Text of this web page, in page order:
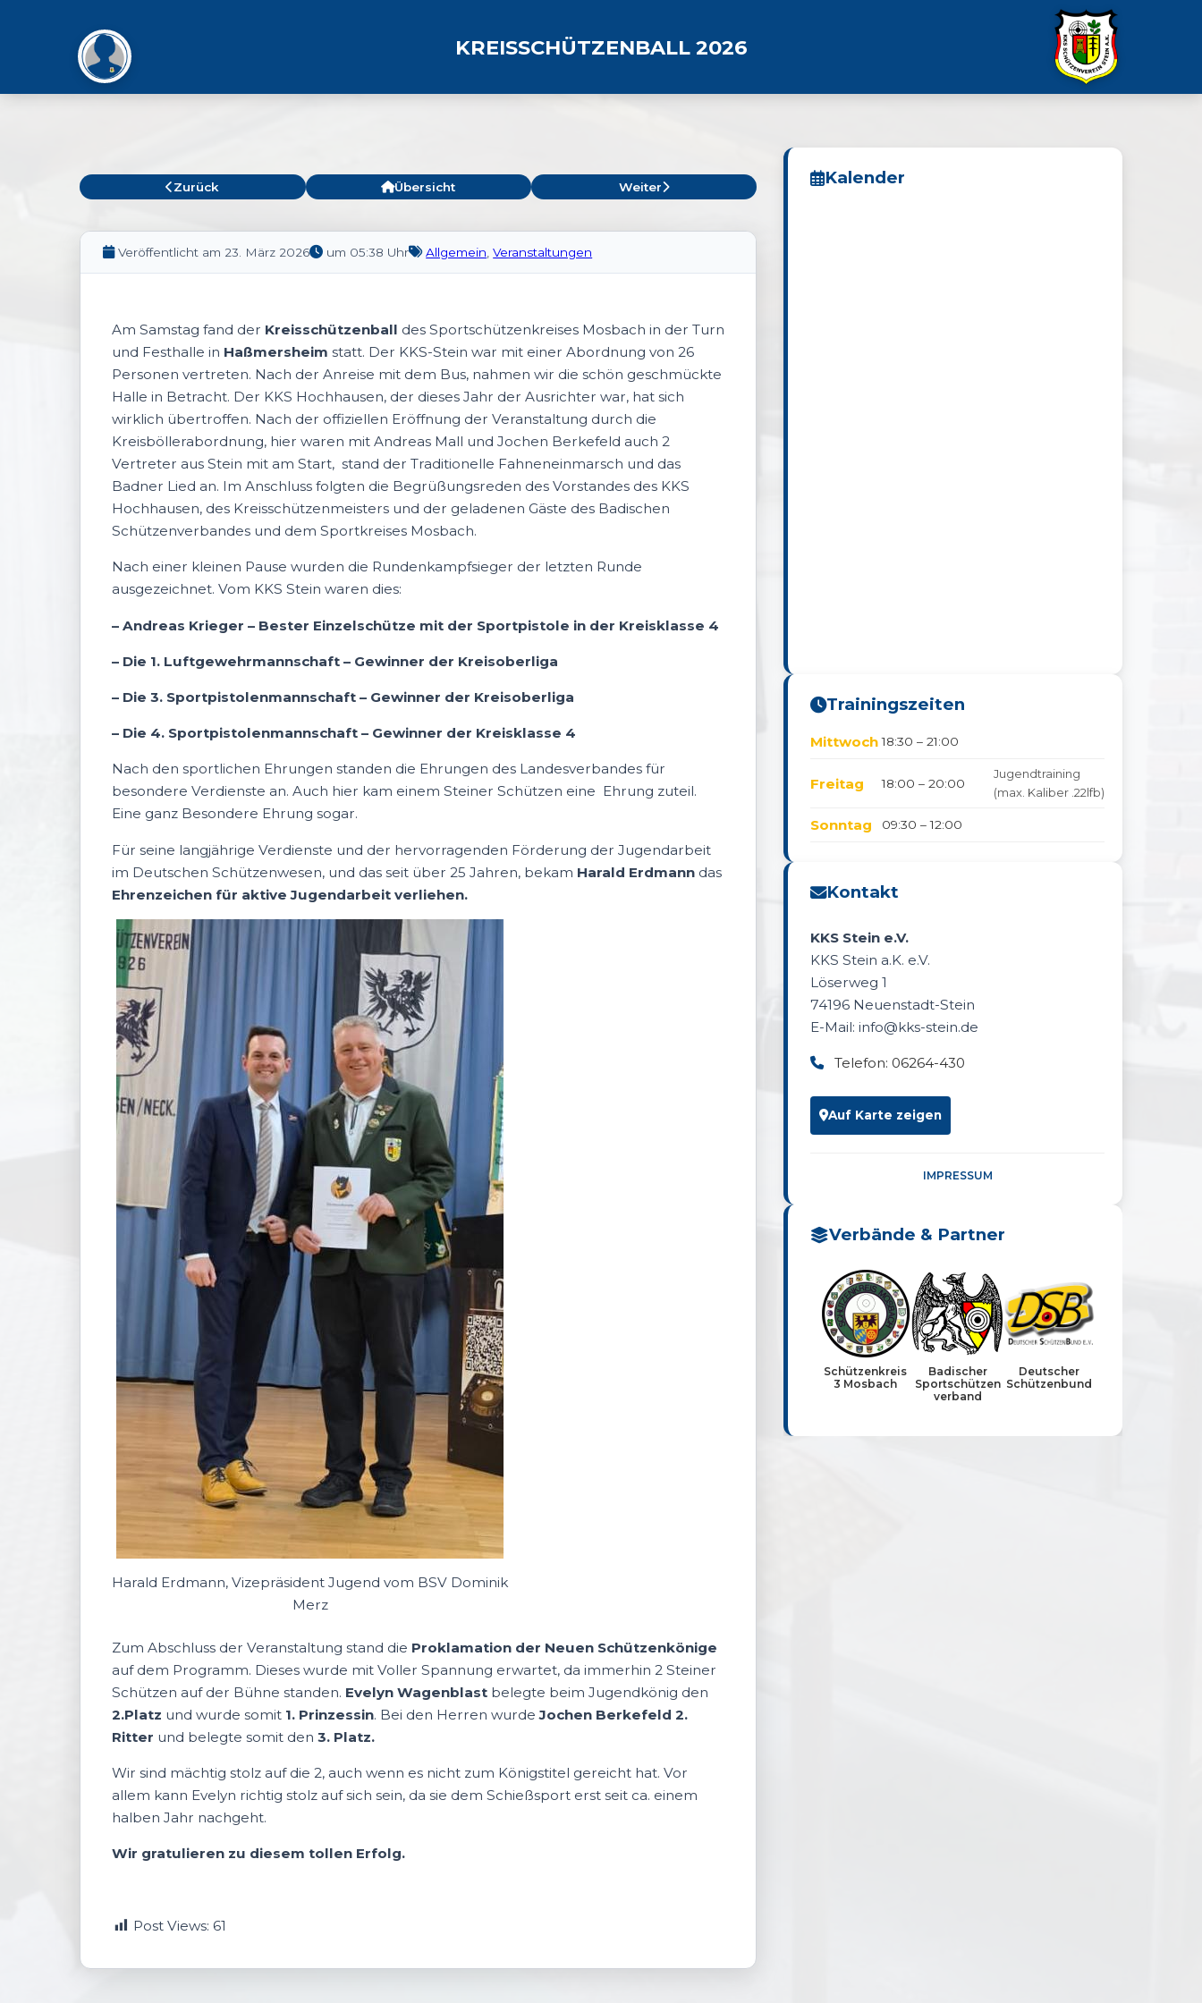
KREISSCHÜTZENBALL 2026
Zurück Übersicht Weiter
Veröffentlicht am 23. März 2026 um 05:38 Uhr Allgemein ,Veranstaltungen
Am Samstag fand der Kreisschützenball des Sportschützenkreises Mosbach in der Turn
und Festhalle in Haßmersheim statt. Der KKS-Stein war mit einer Abordnung von 26
Personen vertreten. Nach der Anreise mit dem Bus, nahmen wir die schön geschmückte
Halle in Betracht. Der KKS Hochhausen, der dieses Jahr der Ausrichter war, hat sich
wirklich übertroffen. Nach der offiziellen Eröffnung der Veranstaltung durch die
Kreisböllerabordnung, hier waren mit Andreas Mall und Jochen Berkefeld auch 2
Vertreter aus Stein mit am Start, stand der Traditionelle Fahneneinmarsch und das
Badner Lied an. Im Anschluss folgten die Begrüßungsreden des Vorstandes des KKS
Hochhausen, des Kreisschützenmeisters und der geladenen Gäste des Badischen
Schützenverbandes und dem Sportkreises Mosbach.
Nach einer kleinen Pause wurden die Rundenkampfsieger der letzten Runde
ausgezeichnet. Vom KKS Stein waren dies:
– Andreas Krieger – Bester Einzelschütze mit der Sportpistole in der Kreisklasse 4
– Die 1. Luftgewehrmannschaft – Gewinner der Kreisoberliga
– Die 3. Sportpistolenmannschaft – Gewinner der Kreisoberliga
– Die 4. Sportpistolenmannschaft – Gewinner der Kreisklasse 4
Nach den sportlichen Ehrungen standen die Ehrungen des Landesverbandes für
besondere Verdienste an. Auch hier kam einem Steiner Schützen eine Ehrung zuteil.
Eine ganz Besondere Ehrung sogar.
Für seine langjährige Verdienste und der hervorragenden Förderung der Jugendarbeit
im Deutschen Schützenwesen, und das seit über 25 Jahren, bekam Harald Erdmann das
Ehrenzeichen für aktive Jugendarbeit verliehen.
Harald Erdmann, Vizepräsident Jugend vom BSV Dominik
Merz
Zum Abschluss der Veranstaltung stand die Proklamation der Neuen Schützenkönige
auf dem Programm. Dieses wurde mit Voller Spannung erwartet, da immerhin 2 Steiner
Schützen auf der Bühne standen. Evelyn Wagenblast belegte beim Jugendkönig den
2.Platz und wurde somit 1. Prinzessin. Bei den Herren wurdeJochen Berkefeld 2.
Ritter und belegte somit den3. Platz.
Wir sind mächtig stolz auf die 2, auch wenn es nicht zum Königstitel gereicht hat. Vor
allem kann Evelyn richtig stolz auf sich sein, da sie dem Schießsport erst seit ca. einem
halben Jahr nachgeht.
Wir gratulieren zu diesem tollen Erfolg.
Post Views: 61
Kalender
Trainingszeiten
Mittwoch 18:30 – 21:00
Freitag 18:00 – 20:00
Jugendtraining
(max. Kaliber .22lfb)
Sonntag 09:30 – 12:00
Kontakt
KKS Stein e.V.
KKS Stein a.K. e.V.
Löserweg 1
74196 Neuenstadt-Stein
E-Mail: info@kks-stein.de
Telefon: 06264-430
Auf Karte zeigen
IMPRESSUM
Verbände & Partner
Schützenkreis
3 Mosbach
Badischer
Sportschützen
verband
Deutscher
Schützenbund